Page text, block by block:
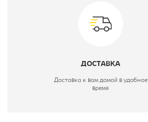
ДОСТАВКА
Доставка к вам домой в удобное
время